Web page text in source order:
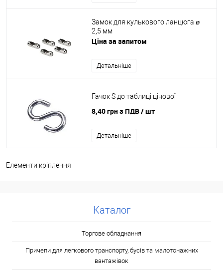
Замок для кулькового ланцюга ø
2,5 мм
Ціна за запитом
Детальніше
Гачок S до таблиці цінової
8,40 грн з ПДВ/ шт
Детальніше
Елементи кріплення
Каталог
Торгове обладнання
Причепи для легкового транспорту, бусів та малотонажних
вантажівок